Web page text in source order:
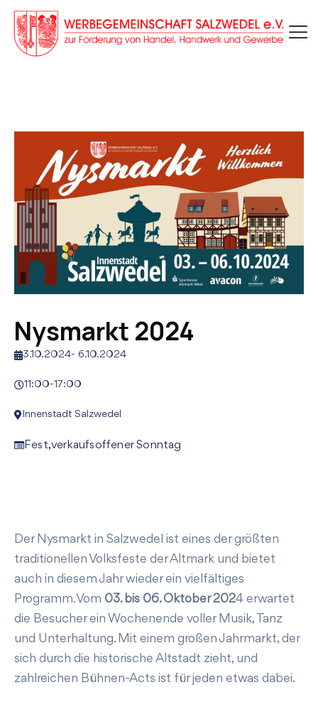
Nysmarkt 2024
3.10.2024- 6.10.2024
11:00-17:00
Innenstadt Salzwedel
Fest,verkaufsoffener Sonntag
Der Nysmarkt in Salzwedel ist eines der größten
traditionellen Volksfeste der Altmark und bietet
auch in diesem Jahr wieder ein vielfältiges
Programm. Vom 03. bis 06. Oktober 2024 erwartet
die Besucher ein Wochenende voller Musik, Tanz
und Unterhaltung. Mit einem großen Jahrmarkt, der
sich durch die historische Altstadt zieht, und
zahlreichen Bühnen-Acts ist für jeden etwas dabei.